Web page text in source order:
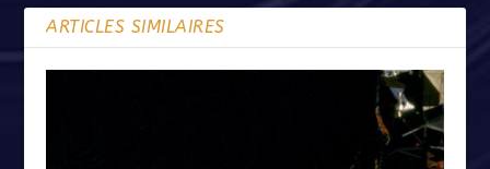
ARTICLES SIMILAIRES